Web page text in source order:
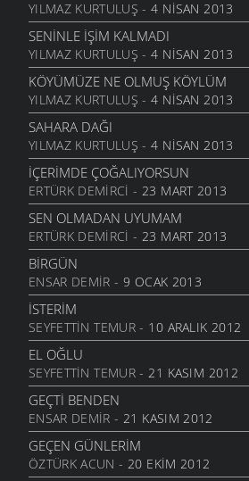
NATAŞA
6 MART 2006
ACABA
6 MART 2006
DOLUDUR
6 MART 2006
DAHASI VAR
6 MART 2006
ÖĞRETMENI GÖR
6 MART 2006
ÇORUH
6 MART 2006
SANA MUHTACIM
6 MART 2006
KALMADI
6 MART 2006
DÖRT İŞLEM
6 MART 2006
HASTANE
6 MART 2006
YOK OLDUM
YILMAZ KURTULUŞ - 4 NISAN 2013
SENINLE İŞIM KALMADI
YILMAZ KURTULUŞ - 4 NISAN 2013
KÖYÜMÜZE NE OLMUŞ KÖYLÜM
YILMAZ KURTULUŞ - 4 NISAN 2013
SAHARA DAĞI
YILMAZ KURTULUŞ - 4 NISAN 2013
İÇERIMDE ÇOĞALIYORSUN
ERTÜRK DEMIRCI - 23 MART 2013
SEN OLMADAN UYUMAM
ERTÜRK DEMIRCI - 23 MART 2013
BIRGÜN
ENSAR DEMIR - 9 OCAK 2013
İSTERIM
SEYFETTIN TEMUR- 10 ARALIK 2012
EL OĞLU
SEYFETTIN TEMUR- 21 KASIM 2012
GEÇTI BENDEN
ENSAR DEMIR - 21 KASIM 2012
GEÇEN GÜNLERIM
ÖZTÜRK ACUN - 20 EKIM 2012